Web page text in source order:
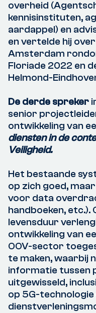
overheid
kennisinstituten,
aardappel) en
en vertelde hij
Amsterdam
Floriade 2022 en
Helmond-
De derde spreker
senior
ontwikkeling van
diensten in de
Veiligheid.
Het bestaande
op zich goed,
voor data
handboeken,
levensduur
ontwikkeling van
OOV-sector
te maken, waarbij
informatie tussen
uitgewisseld,
op 5G-